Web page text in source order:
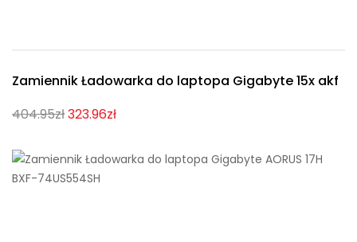
Zamiennik Ładowarka do laptopa Gigabyte 15x akf
404.95zł323.96zł